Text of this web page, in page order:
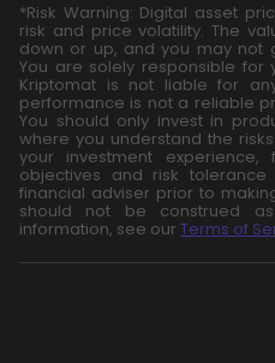
*Risk Warning: Digital asset
risk and price volatility. The
down or up, and you may not
You are solely responsible for
Kriptomat is not liable for
performance is not a reliable
You should only invest in
where you understand the
your investment experience,
objectives and risk
financial adviser prior to
should not be construed
information, see our Terms of